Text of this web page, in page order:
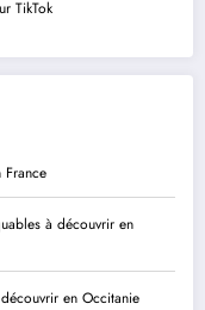
TikTok
France
à découvrir en
en Occitanie